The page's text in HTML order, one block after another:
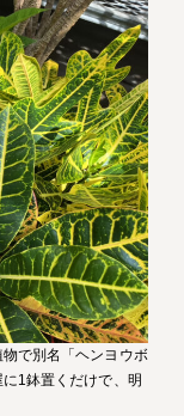
で別名「ヘンヨウボ
1鉢置くだけで、明